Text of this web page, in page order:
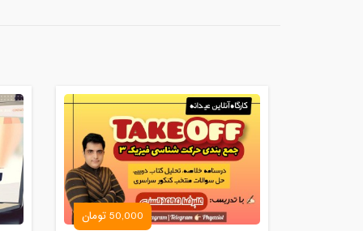
50,000 تومان